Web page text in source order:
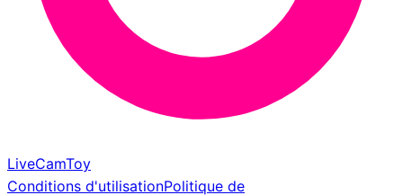
LiveCamToy
Conditions d'utilisationPolitique de